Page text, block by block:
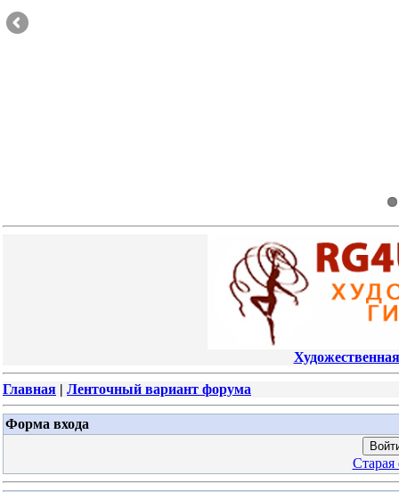
Главная | Ленточный вариант форума
Форма входа
Старая